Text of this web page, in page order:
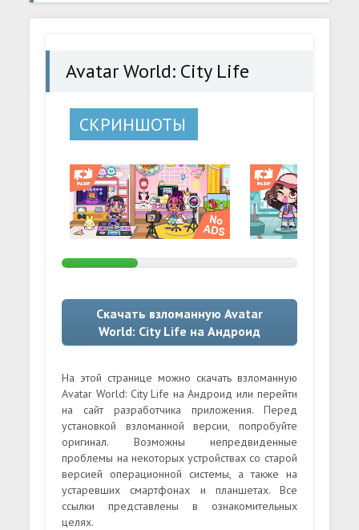
World: City Life (Много монет) на Андроид
Avatar World: City Life
СКРИНШОТЫ
Скачать взломанную Avatar
World: City Life на Андроид
На этой странице можно скачать взломанную
Avatar World: City Life на Андроид или перейти
на сайт разработчика приложения. Перед
установкой взломанной версии, попробуйте
оригинал. Возможны непредвиденные
проблемы на некоторых устройствах со старой
версией операционной системы, а также на
устаревших смартфонах и планшетах. Все
ссылки представлены в ознакомительных
целях.